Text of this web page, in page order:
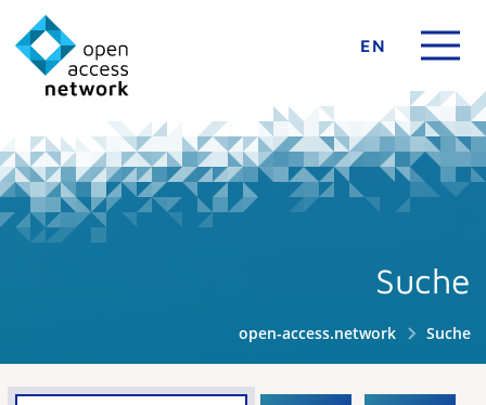
EN
Suche
open-access.network Suche